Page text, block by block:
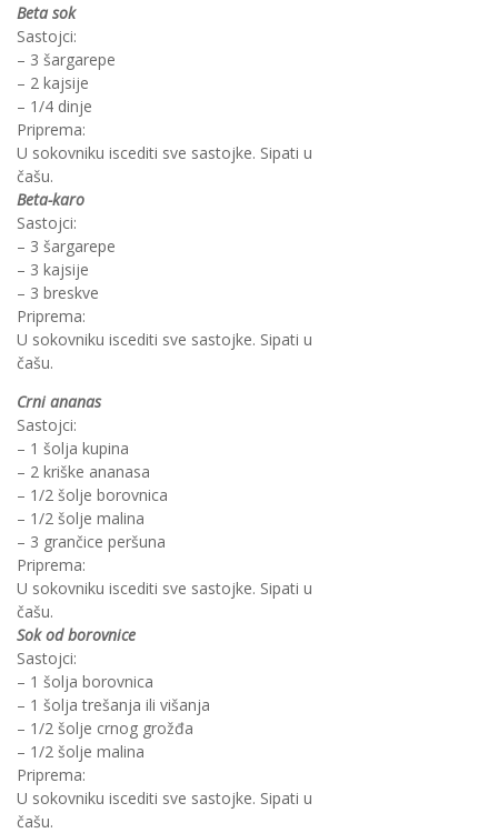
Beta sok
Sastojci:
– 3 šargarepe
– 2 kajsije
– 1/4 dinje
Priprema:
U sokovniku iscediti sve sastojke. Sipati u
čašu.
Beta-karo
Sastojci:
– 3 šargarepe
– 3 kajsije
– 3 breskve
Priprema:
U sokovniku iscediti sve sastojke. Sipati u
čašu.
Crni ananas
Sastojci:
– 1 šolja kupina
– 2 kriške ananasa
– 1/2 šolje borovnica
– 1/2 šolje malina
– 3 grančice peršuna
Priprema:
U sokovniku iscediti sve sastojke. Sipati u
čašu.
Sok od borovnice
Sastojci:
– 1 šolja borovnica
– 1 šolja trešanja ili višanja
– 1/2 šolje crnog grožđa
– 1/2 šolje malina
Priprema:
U sokovniku iscediti sve sastojke. Sipati u
čašu.